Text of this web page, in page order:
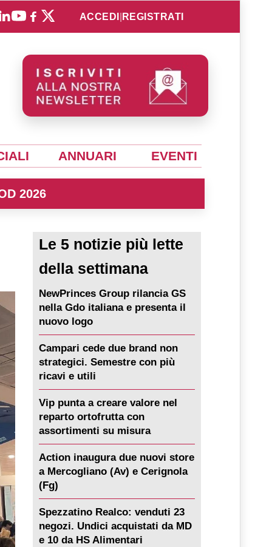
ACCEDI REGISTRATI
ANNUARI EVENTI
2026
Le 5 notizie più lette
della settimana
NewPrinces Group rilancia GS
nella Gdo italiana e presenta il
nuovo logo
Campari cede due brand non
strategici. Semestre con più
ricavi e utili
Vip punta a creare valore nel
reparto ortofrutta con
assortimenti su misura
Action inaugura due nuovi store
a Mercogliano (Av) e Cerignola
(Fg)
Spezzatino Realco: venduti 23
negozi. Undici acquistati da MD
e 10 da HS Alimentari